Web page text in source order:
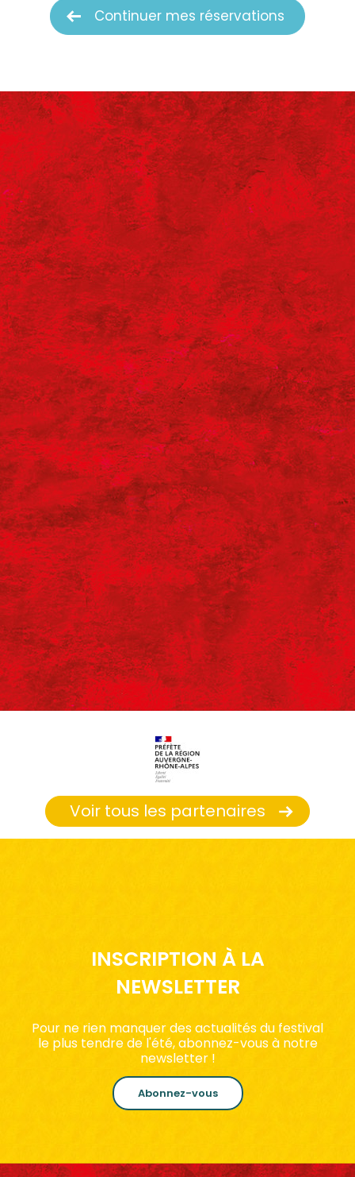
Continuer mes réservations
Voir tous les partenaires
INSCRIPTION À LA
NEWSLETTER
Pour ne rien manquer des actualités du festival
le plus tendre de l'été, abonnez-vous à notre
newsletter !
Abonnez-vous